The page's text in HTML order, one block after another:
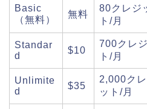
Basic
（無料）
無料
80クレジ
ト/月
Standar
d
$10
700クレ
ト/月
Unlimite
d
$35
2,000ク
ット/月